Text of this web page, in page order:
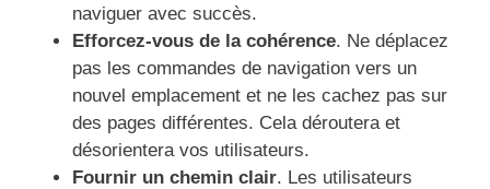
naviguer avec succès.
Efforcez-vous de la cohérence. Ne déplacez
pas les commandes de navigation vers un
nouvel emplacement et ne les cachez pas sur
des pages différentes. Cela déroutera et
désorientera vos utilisateurs.
Fournir un chemin clair. Les utilisateurs